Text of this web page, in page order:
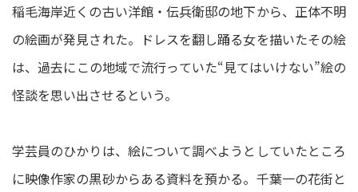
稲毛海岸近くの古い洋館・伝兵衛邸の地下から、正体不明
の絵画が発見された。ドレスを翻し踊る女を描いたその絵
は、過去にこの地域で流行っていた“見てはいけない”絵の
怪談を思い出させるという。
学芸員のひかりは、絵について調べようとしていたところ
に映像作家の黒砂からある資料を預かる。千葉一の花街と